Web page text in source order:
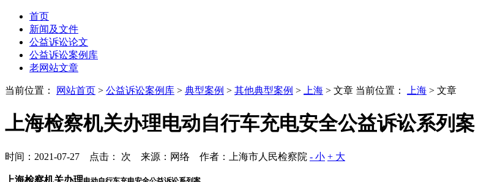
首页
新闻及文件
公益诉讼论文
公益诉讼案例库
老网站文章
当前位置： 网站首页 > 公益诉讼案例库 > 典型案例 > 其他典型案例 > 上海 > 文章 当前位置： 上海 > 文章
上海检察机关办理电动自行车充电安全公益诉讼系列案
时间：2021-07-27 点击： 次 来源：网络 作者：上海市人民检察院 - 小 + 大
上海检察机关办理